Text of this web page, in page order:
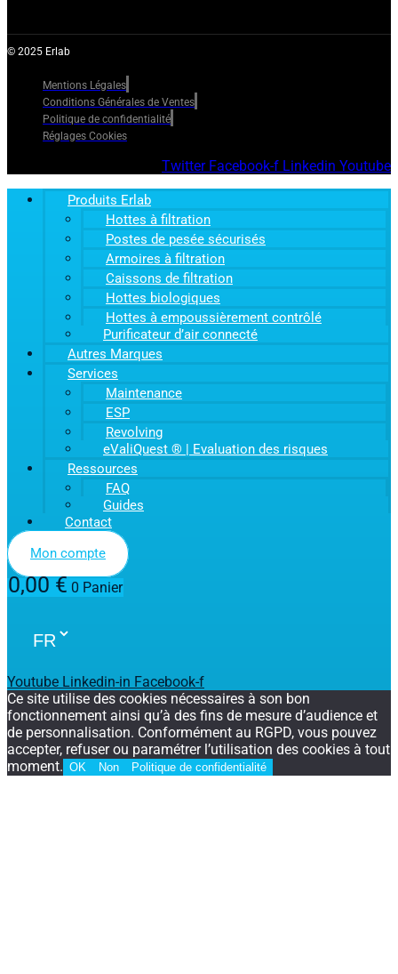
© 2025 Erlab
Mentions Légales
Conditions Générales de Ventes
Politique de confidentialité
Réglages Cookies
Twitter Facebook-f Linkedin Youtube
Produits Erlab
Hottes à filtration
Postes de pesée sécurisés
Armoires à filtration
Caissons de filtration
Hottes biologiques
Hottes à empoussièrement contrôlé
Purificateur d’air connecté
Autres Marques
Services
Maintenance
ESP
Revolving
eValiQuest ® | Evaluation des risques
Ressources
FAQ
Guides
Contact
Mon compte
0,00€ 0 Panier
Youtube Linkedin-in Facebook-f
Ce site utilise des cookies nécessaires à son bon
fonctionnement ainsi qu’à des fins de mesure d’audience et
de personnalisation. Conformément au RGPD, vous pouvez
accepter, refuser ou paramétrer l’utilisation des cookies à tout
moment. OK Non Politique de confidentialité